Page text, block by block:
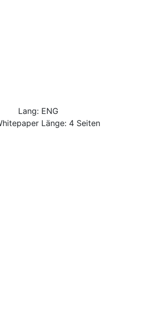
Lang: ENG
Länge: 4 Seiten